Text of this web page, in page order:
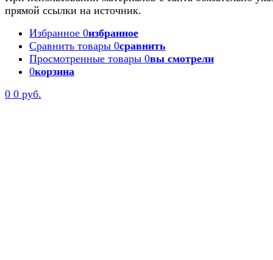
прямой ссылки на источник.
Избранное 0избранное
Сравнить товары 0сравнить
Просмотренные товары 0вы смотрели
0корзина
0 0 руб.